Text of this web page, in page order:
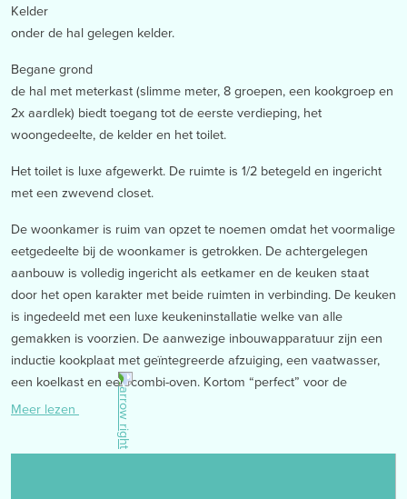
Kelder
onder de hal gelegen kelder.
Begane grond
de hal met meterkast (slimme meter, 8 groepen, een kookgroep en
2x aardlek) biedt toegang tot de eerste verdieping, het
woongedeelte, de kelder en het toilet.
Het toilet is luxe afgewerkt. De ruimte is 1/2 betegeld en ingericht
met een zwevend closet.
De woonkamer is ruim van opzet te noemen omdat het voormalige
eetgedeelte bij de woonkamer is getrokken. De achtergelegen
aanbouw is volledig ingericht als eetkamer en de keuken staat
door het open karakter met beide ruimten in verbinding. De keuken
is ingedeeld met een luxe keukeninstallatie welke van alle
gemakken is voorzien. De aanwezige inbouwapparatuur zijn een
inductie kookplaat met geïntegreerde afzuiging, een vaatwasser,
een koelkast en een combi-oven. Kortom “perfect” voor de
kookliefhebber die van gemak houdt! Voor de snelle hap is er
tevens een barelement aanwezig.
Meer lezen